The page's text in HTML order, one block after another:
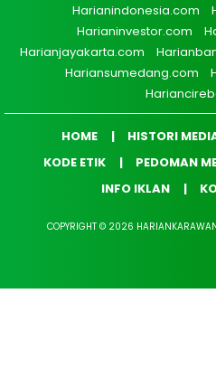
Harianindonesia.com
Harianinvestor.com
Harianjayakarta.com
Hariansumedang.com
HOME HISTORI
KODE ETIK
PEDOMAN
INFO IKLAN
COPYRIGHT © 2026